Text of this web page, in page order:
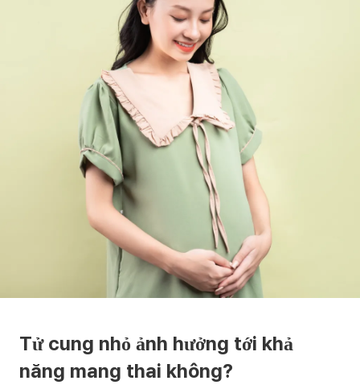
Tử cung nhỏ ảnh hưởng tới khả
năng mang thai không?